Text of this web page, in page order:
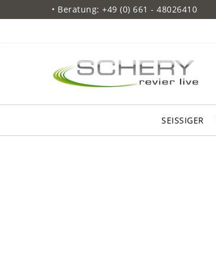
• Beratung: +49 (0) 661 - 48026410
SEISSIGER